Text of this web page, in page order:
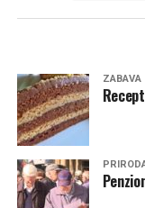
ZABAVA